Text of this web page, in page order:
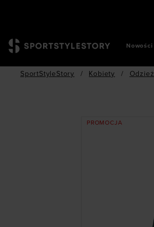
Nowości
SportStyleStory / Kobiety / Odzież
PROMOCJA